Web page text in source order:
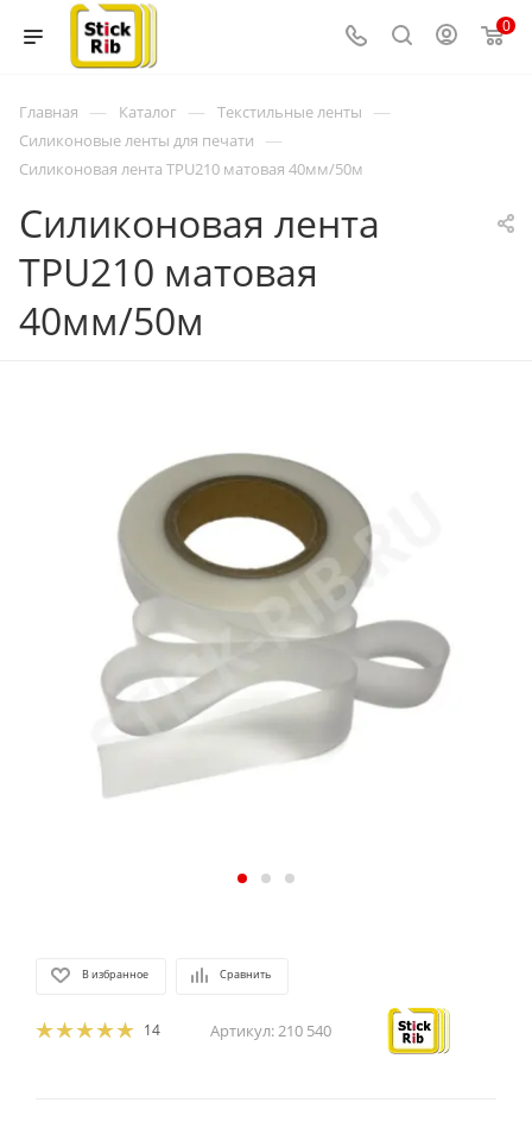
0
Главная — Каталог — Текстильные ленты —
Силиконовые ленты для печати —
Силиконовая лента TPU210 матовая 40мм/50м
Силиконовая лента
TPU210 матовая
40мм/50м
В избранное Сравнить
14 Артикул:210 540